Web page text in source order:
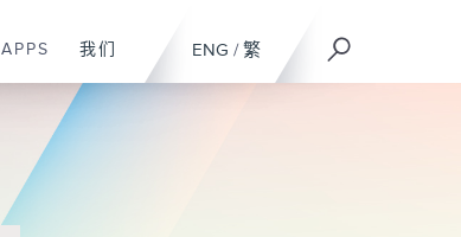
ENG / 繁
APPS 我们